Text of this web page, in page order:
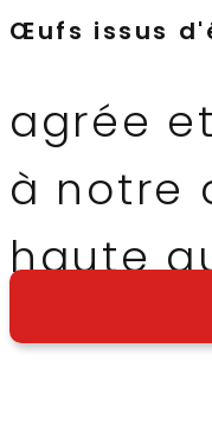
Œufs issus
agrée
à notre
haute